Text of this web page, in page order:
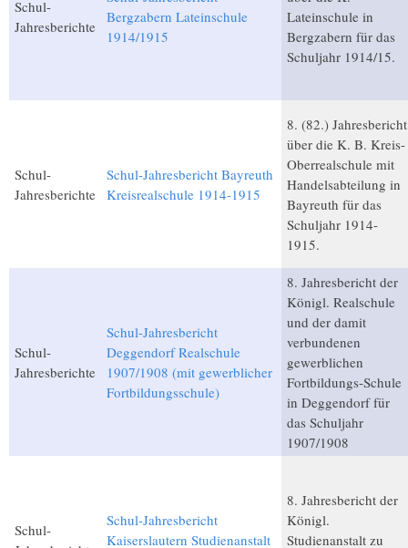
Schul-
Jahresberichte
Bergzabern Lateinschule
1914/1915
Lateinschule in
Bergzabern für das
Schuljahr 1914/15.
Schul-
Jahresberichte
Schul-Jahresbericht Bayreuth
Kreisrealschule 1914-1915
8. (82.) Jahresbericht
über die K. B. Kreis-
Oberrealschule mit
Handelsabteilung in
Bayreuth für das
Schuljahr 1914-
1915.
Schul-
Jahresberichte
Schul-Jahresbericht
Deggendorf Realschule
1907/1908 (mit gewerblicher
Fortbildungsschule)
8. Jahresbericht der
Königl. Realschule
und der damit
verbundenen
gewerblichen
Fortbildungs-Schule
in Deggendorf für
das Schuljahr
1907/1908
Schul-
Schul-Jahresbericht
Kaiserslautern Studienanstalt
8. Jahresbericht der
Königl.
Studienanstalt zu